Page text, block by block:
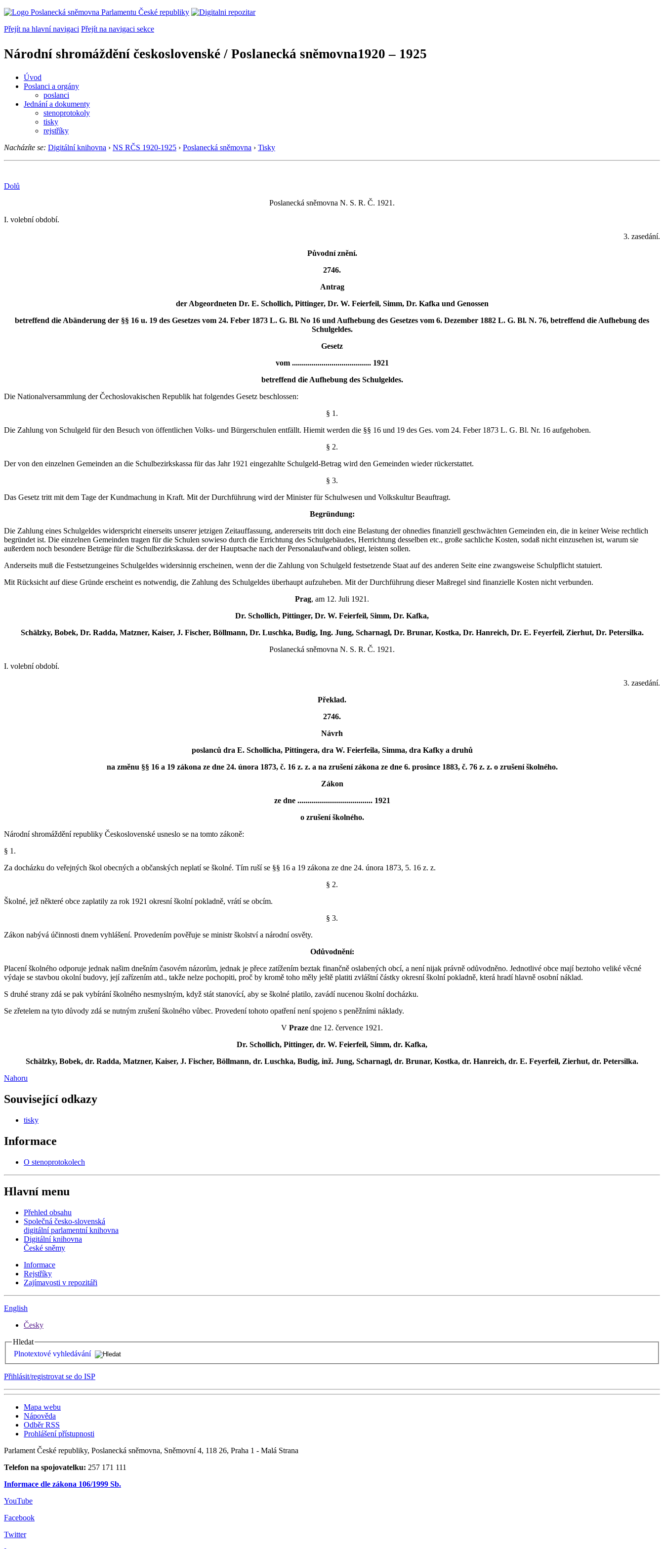
Přejít na hlavní navigaci Přejít na navigaci sekce
Národní shromáždění československé / Poslanecká sněmovna1920 – 1925
Úvod
Poslanci a orgány
poslanci
Jednání a dokumenty
stenoprotokoly
tisky
rejstříky
Nacházíte se: Digitální knihovna › NS RČS 1920-1925 › Poslanecká sněmovna › Tisky
Dolů
Poslanecká sněmovna N. S. R. Č. 1921.
I. volební období.
3. zasedání.
Původní znění.
2746.
Antrag
der Abgeordneten Dr. E. Schollich, Pittinger, Dr. W. Feierfeil, Simm, Dr. Kafka und Genossen
betreffend die Abänderung der §§ 16 u. 19 des Gesetzes vom 24. Feber 1873 L. G. Bl. No 16 und Aufhebung des Gesetzes vom 6. Dezember 1882 L. G. Bl. N. 76, betreffend die Aufhebung des
Schulgeldes.
Gesetz
vom ........................................ 1921
betreffend die Aufhebung des Schulgeldes.
Die Nationalversammlung der Čechoslovakischen Republik hat folgendes Gesetz beschlossen:
§ 1.
Die Zahlung von Schulgeld für den Besuch von öffentlichen Volks- und Bürgerschulen entfällt. Hiemit werden die §§ 16 und 19 des Ges. vom 24. Feber 1873 L. G. Bl. Nr. 16 aufgehoben.
§ 2.
Der von den einzelnen Gemeinden an die Schulbezirkskassa für das Jahr 1921 eingezahlte Schulgeld-Betrag wird den Gemeinden wieder rückerstattet.
§ 3.
Das Gesetz tritt mit dem Tage der Kundmachung in Kraft. Mit der Durchführung wird der Minister für Schulwesen und Volkskultur Beauftragt.
Begründung:
Die Zahlung eines Schulgeldes widerspricht einerseits unserer jetzigen Zeitauffassung, andererseits tritt doch eine Belastung der ohnedies finanziell geschwächten Gemeinden ein, die in keiner Weise rechtlich
begründet ist. Die einzelnen Gemeinden tragen für die Schulen sowieso durch die Errichtung des Schulgebäudes, Herrichtung desselben etc., große sachliche Kosten, sodaß nicht einzusehen ist, warum sie
außerdem noch besondere Beträge für die Schulbezirkskassa. der der Hauptsache nach der Personalaufwand obliegt, leisten sollen.
Anderseits muß die Festsetzungeines Schulgeldes widersinnig erscheinen, wenn der die Zahlung von Schulgeld festsetzende Staat auf des anderen Seite eine zwangsweise Schulpflicht statuiert.
Mit Rücksicht auf diese Gründe erscheint es notwendig, die Zahlung des Schulgeldes überhaupt aufzuheben. Mit der Durchführung dieser Maßregel sind finanzielle Kosten nicht verbunden.
Prag, am 12. Juli 1921.
Dr. Schollich, Pittinger, Dr. W. Feierfeil, Simm, Dr. Kafka,
Schälzky, Bobek, Dr. Radda, Matzner, Kaiser, J. Fischer, Böllmann, Dr. Luschka, Budig, Ing. Jung, Scharnagl, Dr. Brunar, Kostka, Dr. Hanreich, Dr. E. Feyerfeil, Zierhut, Dr. Petersilka.
Poslanecká sněmovna N. S. R. Č. 1921.
I. volební období.
3. zasedání.
Překlad.
2746.
Návrh
poslanců dra E. Schollicha, Pittingera, dra W. Feierfeila, Simma, dra Kafky a druhů
na změnu §§ 16 a 19 zákona ze dne 24. února 1873, č. 16 z. z. a na zrušení zákona ze dne 6. prosince 1883, č. 76 z. z. o zrušení školného.
Zákon
ze dne ...................................... 1921
o zrušení školného.
Národní shromáždění republiky Československé usneslo se na tomto zákoně:
§ 1.
Za docházku do veřejných škol obecných a občanských neplatí se školné. Tím ruší se §§ 16 a 19 zákona ze dne 24. února 1873, 5. 16 z. z.
§ 2.
Školné, jež některé obce zaplatily za rok 1921 okresní školní pokladně, vrátí se obcím.
§ 3.
Zákon nabývá účinnosti dnem vyhlášení. Provedením pověřuje se ministr školství a národní osvěty.
Odůvodnění:
Placení školného odporuje jednak našim dnešním časovém názorům, jednak je přece zatížením beztak finančně oslabených obcí, a není nijak právně odůvodněno. Jednotlivé obce mají beztoho veliké věcné
výdaje se stavbou okolní budovy, její zařízením atd., takže nelze pochopiti, proč by kromě toho měly ještě platiti zvláštní částky okresní školní pokladně, která hradí hlavně osobní náklad.
S druhé strany zdá se pak vybírání školného nesmyslným, když stát stanovící, aby se školné platilo, zavádí nucenou školní docházku.
Se zřetelem na tyto důvody zdá se nutným zrušení školného vůbec. Provedení tohoto opatření není spojeno s peněžními náklady.
V Praze dne 12. července 1921.
Dr. Schollich, Pittinger, dr. W. Feierfeil, Simm, dr. Kafka,
Schälzky, Bobek, dr. Radda, Matzner, Kaiser, J. Fischer, Böllmann, dr. Luschka, Budig, inž. Jung, Scharnagl, dr. Brunar, Kostka, dr. Hanreich, dr. E. Feyerfeil, Zierhut, dr. Petersilka.
Nahoru
Související odkazy
tisky
Informace
O stenoprotokolech
Hlavní menu
Přehled obsahu
Společná česko-slovenská
digitální parlamentní knihovna
Digitální knihovna
České sněmy
Informace
Rejstříky
Zajímavosti v repozitáři
English
Česky
Hledat
Plnotextové vyhledávání
Přihlásit/registrovat se do ISP
Mapa webu
Nápověda
Odběr RSS
Prohlášení přístupnosti
Parlament České republiky, Poslanecká sněmovna, Sněmovní 4, 118 26, Praha 1 - Malá Strana
Telefon na spojovatelku: 257 171 111
Informace dle zákona 106/1999 Sb.
YouTube
Facebook
Twitter